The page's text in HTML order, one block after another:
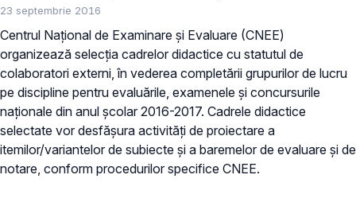
23 septembrie 2016
Centrul Naţional de Examinare şi Evaluare (CNEE)
organizează selecţia cadrelor didactice cu statutul de
colaboratori externi, în vederea completării grupurilor de lucru
pe discipline pentru evaluările, examenele şi concursurile
naţionale din anul şcolar 2016-2017. Cadrele didactice
selectate vor desfăşura activităţi de proiectare a
itemilor/variantelor de subiecte şi a baremelor de evaluare şi de
notare, conform procedurilor specifice CNEE.